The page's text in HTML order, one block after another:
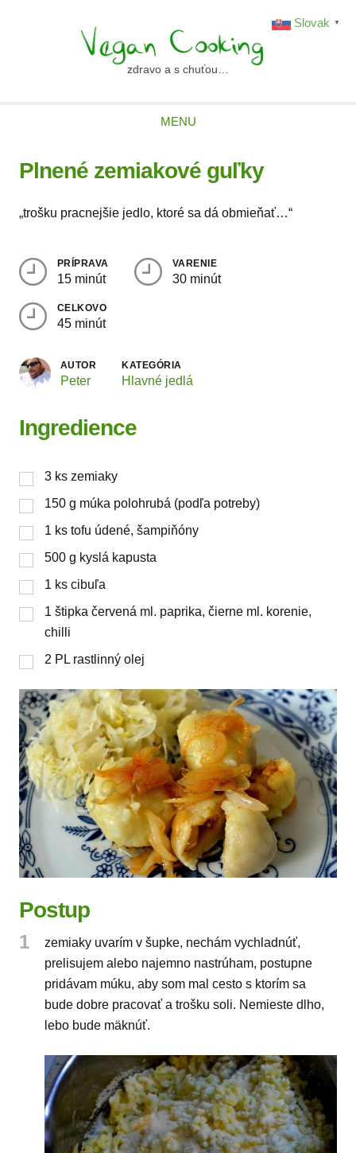
vegancooking.skzdravo a s chuťou…
MENU
Plnené zemiakové guľky
„trošku pracnejšie jedlo, ktoré sa dá obmieňať…“
PRÍPRAVA
15 minút
VARENIE
30 minút
CELKOVO
45 minút
AUTOR
Peter
KATEGÓRIA
Hlavné jedlá
Ingredience
3 ks zemiaky
150 g múka polohrubá (podľa potreby)
1 ks tofu údené, šampiňóny
500 g kyslá kapusta
1 ks cibuľa
1 štipka červená ml. paprika, čierne ml. korenie,
chilli
2 PL rastlinný olej
Postup
1
zemiaky uvarím v šupke, nechám vychladnúť,
prelisujem alebo najemno nastrúham, postupne
pridávam múku, aby som mal cesto s ktorím sa
bude dobre pracovať a trošku soli. Nemieste dlho,
lebo bude mäknúť.
Slovak ▼